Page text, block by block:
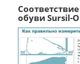
обуви Sursil-